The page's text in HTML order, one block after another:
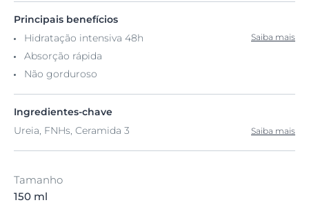
Principais benefícios
Hidratação intensiva 48h
Absorção rápida
Não gorduroso
Saiba mais
Ingredientes-chave
Ureia, FNHs, Ceramida 3
Saiba mais
Tamanho
150 ml